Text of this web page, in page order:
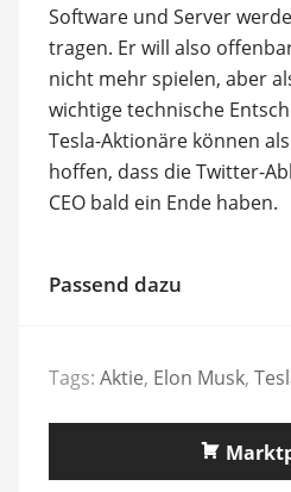
Software und Server
tragen. Er will also
nicht mehr spielen, aber
wichtige technische
Tesla-Aktionäre können
hoffen, dass die Twitter-
CEO bald ein Ende haben.
Passend dazu
Tags: Aktie, Elon Musk,